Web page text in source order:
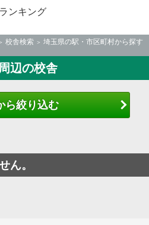
ンキング
校舎検索
埼玉県の駅・市区町村から探す
辺の校舎
ら絞り込む
ん。